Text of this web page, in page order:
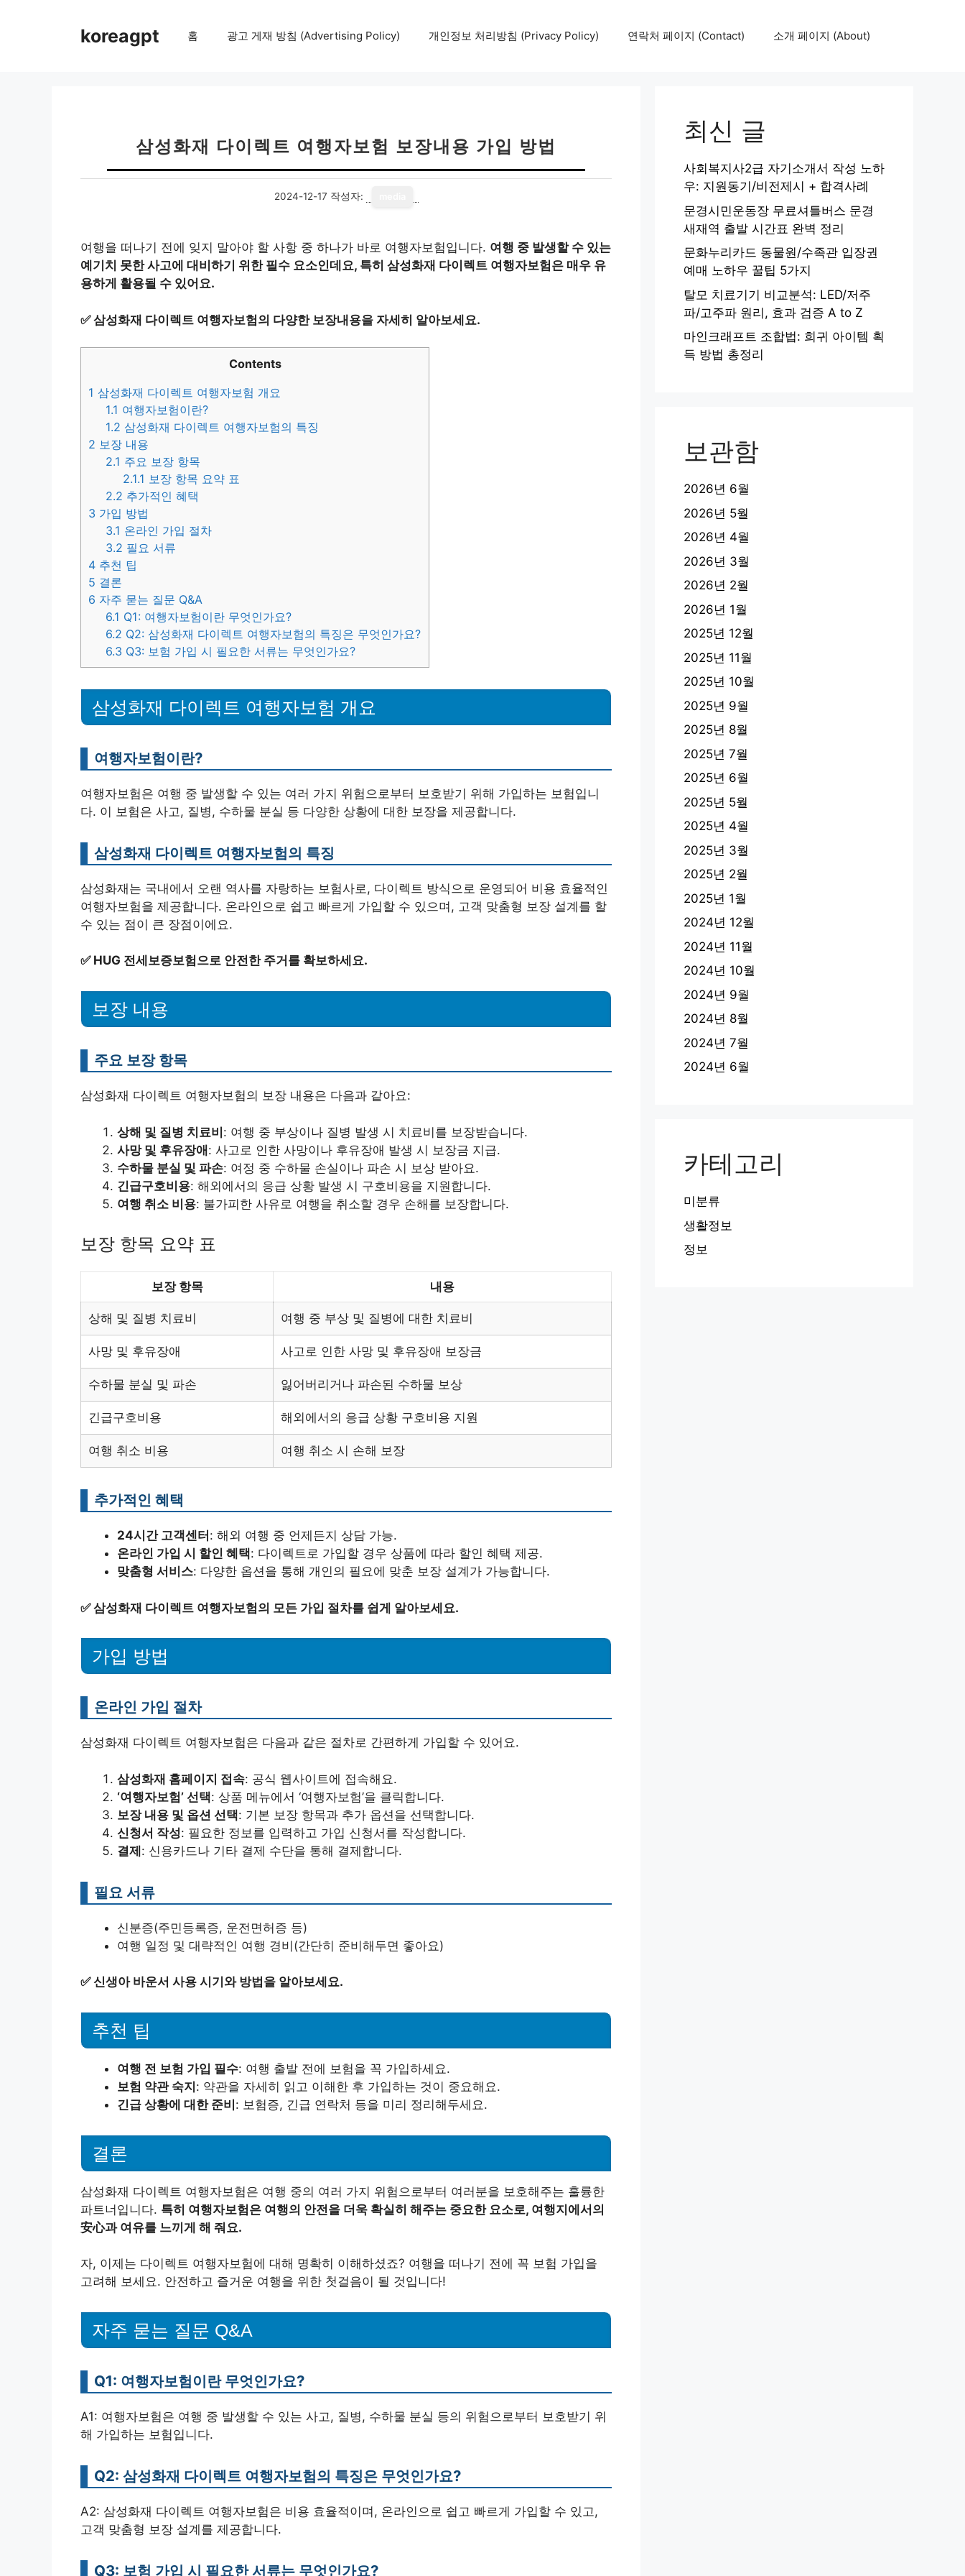
koreagpt 홈 광고 게재 방침 (Advertising Policy) 개인정보 처리방침 (Privacy Policy) 연락처 페이지 (Contact) 소개 페이지 (About)
삼성화재 다이렉트 여행자보험 보장내용 가입 방법
2024-12-17 작성자:
여행을 떠나기 전에 잊지 말아야 할 사항 중 하나가 바로 여행자보험입니다. 여행 중 발생할 수 있는
예기치 못한 사고에 대비하기 위한 필수 요소인데요, 특히 삼성화재 다이렉트 여행자보험은 매우 유
용하게 활용될 수 있어요.
✅삼성화재 다이렉트 여행자보험의 다양한 보장내용을 자세히 알아보세요.
Contents
1 삼성화재 다이렉트 여행자보험 개요
1.1 여행자보험이란?
1.2 삼성화재 다이렉트 여행자보험의 특징
2 보장 내용
2.1 주요 보장 항목
2.1.1 보장 항목 요약 표
2.2 추가적인 혜택
3 가입 방법
3.1 온라인 가입 절차
3.2 필요 서류
4 추천 팁
5 결론
6 자주 묻는 질문 Q&A
6.1 Q1: 여행자보험이란 무엇인가요?
6.2 Q2: 삼성화재 다이렉트 여행자보험의 특징은 무엇인가요?
6.3 Q3: 보험 가입 시 필요한 서류는 무엇인가요?
삼성화재 다이렉트 여행자보험 개요
여행자보험이란?
여행자보험은 여행 중 발생할 수 있는 여러 가지 위험으로부터 보호받기 위해 가입하는 보험입니
다. 이 보험은 사고, 질병, 수하물 분실 등 다양한 상황에 대한 보장을 제공합니다.
삼성화재 다이렉트 여행자보험의 특징
삼성화재는 국내에서 오랜 역사를 자랑하는 보험사로, 다이렉트 방식으로 운영되어 비용 효율적인
여행자보험을 제공합니다. 온라인으로 쉽고 빠르게 가입할 수 있으며, 고객 맞춤형 보장 설계를 할
수 있는 점이 큰 장점이에요.
✅ HUG 전세보증보험으로 안전한 주거를 확보하세요.
보장 내용
주요 보장 항목
삼성화재 다이렉트 여행자보험의 보장 내용은 다음과 같아요:
상해 및 질병 치료비: 여행 중 부상이나 질병 발생 시 치료비를 보장받습니다.
사망 및 후유장애: 사고로 인한 사망이나 후유장애 발생 시 보장금 지급.
수하물 분실 및 파손: 여정 중 수하물 손실이나 파손 시 보상 받아요.
긴급구호비용: 해외에서의 응급 상황 발생 시 구호비용을 지원합니다.
여행 취소 비용: 불가피한 사유로 여행을 취소할 경우 손해를 보장합니다.
보장 항목 요약 표
보장 항목 내용
상해 및 질병 치료비 여행 중 부상 및 질병에 대한 치료비
사망 및 후유장애 사고로 인한 사망 및 후유장애 보장금
수하물 분실 및 파손 잃어버리거나 파손된 수하물 보상
긴급구호비용 해외에서의 응급 상황 구호비용 지원
여행 취소 비용 여행 취소 시 손해 보장
추가적인 혜택
24시간 고객센터 : 해외 여행 중 언제든지 상담 가능.
온라인 가입 시 할인 혜택: 다이렉트로 가입할 경우 상품에 따라 할인 혜택 제공.
맞춤형 서비스: 다양한 옵션을 통해 개인의 필요에 맞춘 보장 설계가 가능합니다.
✅삼성화재 다이렉트 여행자보험의 모든 가입 절차를 쉽게 알아보세요.
가입 방법
온라인 가입 절차
삼성화재 다이렉트 여행자보험은 다음과 같은 절차로 간편하게 가입할 수 있어요.
삼성화재 홈페이지 접속: 공식 웹사이트에 접속해요.
‘여행자보험’ 선택: 상품 메뉴에서 ‘여행자보험’을 클릭합니다.
보장 내용 및 옵션 선택: 기본 보장 항목과 추가 옵션을 선택합니다.
신청서 작성: 필요한 정보를 입력하고 가입 신청서를 작성합니다.
결제: 신용카드나 기타 결제 수단을 통해 결제합니다.
필요 서류
신분증(주민등록증, 운전면허증 등)
여행 일정 및 대략적인 여행 경비(간단히 준비해두면 좋아요)
✅신생아 바운서 사용 시기와 방법을 알아보세요.
추천 팁
여행 전 보험 가입 필수: 여행 출발 전에 보험을 꼭 가입하세요.
보험 약관 숙지 : 약관을 자세히 읽고 이해한 후 가입하는 것이 중요해요.
긴급 상황에 대한 준비 : 보험증, 긴급 연락처 등을 미리 정리해두세요.
결론
삼성화재 다이렉트 여행자보험은 여행 중의 여러 가지 위험으로부터 여러분을 보호해주는 훌륭한
파트너입니다. 특히 여행자보험은 여행의 안전을 더욱 확실히 해주는 중요한 요소로, 여행지에서의
安心과 여유를 느끼게 해 줘요.
자, 이제는 다이렉트 여행자보험에 대해 명확히 이해하셨죠? 여행을 떠나기 전에 꼭 보험 가입을
고려해 보세요. 안전하고 즐거운 여행을 위한 첫걸음이 될 것입니다!
자주 묻는 질문 Q&A
Q1: 여행자보험이란 무엇인가요?
A1: 여행자보험은 여행 중 발생할 수 있는 사고, 질병, 수하물 분실 등의 위험으로부터 보호받기 위
해 가입하는 보험입니다.
Q2: 삼성화재 다이렉트 여행자보험의 특징은 무엇인가요?
A2: 삼성화재 다이렉트 여행자보험은 비용 효율적이며, 온라인으로 쉽고 빠르게 가입할 수 있고,
고객 맞춤형 보장 설계를 제공합니다.
Q3: 보험 가입 시 필요한 서류는 무엇인가요?
최신 글
사회복지사2급 자기소개서 작성 노하
우: 지원동기/비전제시 + 합격사례
문경시민운동장 무료셔틀버스 문경
새재역 출발 시간표 완벽 정리
문화누리카드 동물원/수족관 입장권
예매 노하우 꿀팁 5가지
탈모 치료기기 비교분석: LED/저주
파/고주파 원리, 효과 검증 A to Z
마인크래프트 조합법: 희귀 아이템 획
득 방법 총정리
보관함
2026년 6월
2026년 5월
2026년 4월
2026년 3월
2026년 2월
2026년 1월
2025년 12월
2025년 11월
2025년 10월
2025년 9월
2025년 8월
2025년 7월
2025년 6월
2025년 5월
2025년 4월
2025년 3월
2025년 2월
2025년 1월
2024년 12월
2024년 11월
2024년 10월
2024년 9월
2024년 8월
2024년 7월
2024년 6월
카테고리
미분류
생활정보
정보